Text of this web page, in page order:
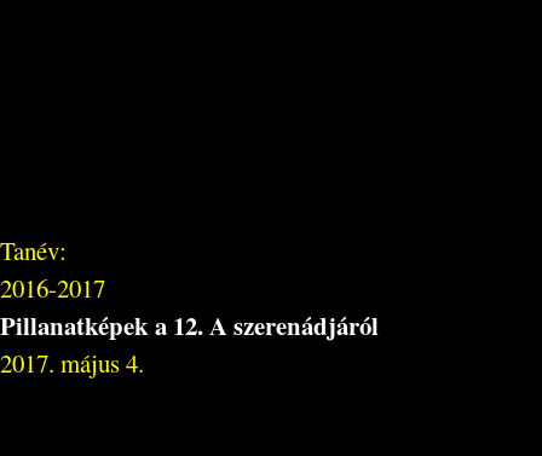
Tanév:
2016-2017
Pillanatképek a 12. A szerenádjáról
2017. május 4.